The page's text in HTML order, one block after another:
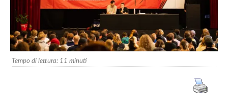
Tempo di lettura: 11 minuti